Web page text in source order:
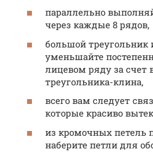
параллельно
через каждые 8 рядов,
большой треугольник
уменьшайте
лицевом ряду за счет
треугольника-клина,
всего вам следует
которые красиво
из кромочных петель
наберите петли для